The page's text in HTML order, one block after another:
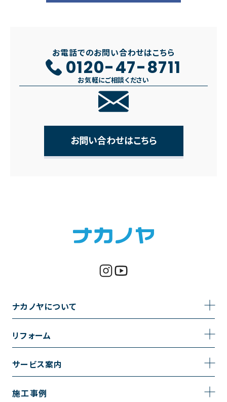
お電話でのお問い合わせはこちら
0120-47-8711
お気軽にご相談ください
お問い合わせはこちら
ナカノヤについて
採用情報
リフォーム
トイレのリフォーム
サービス案内
サービスの流れ
施工事例